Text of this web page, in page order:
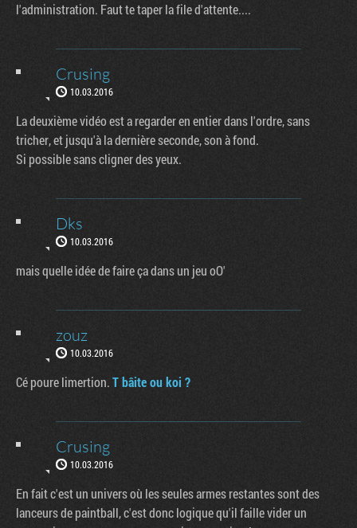
l'administration. Faut te taper la file d'attente....
Crusing
10.03.2016
La deuxième vidéo est a regarder en entier dans l'ordre, sans
tricher, et jusqu'à la dernière seconde, son à fond.
Si possible sans cligner des yeux.
Dks
10.03.2016
mais quelle idée de faire ça dans un jeu oO'
zouz
10.03.2016
Cé poure limertion.T bâite ou koi ?
Crusing
10.03.2016
En fait c'est un univers où les seules armes restantes sont des
lanceurs de paintball, c'est donc logique qu'il faille vider un